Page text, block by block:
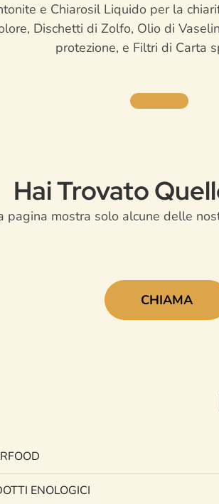
e Chiarosil Liquido per la
Dischetti di Zolfo, Olio di
protezione, e Filtri di Carta
Hai Trovato
pagina mostra solo alcune delle
CHIAMA
ENOLOGICI